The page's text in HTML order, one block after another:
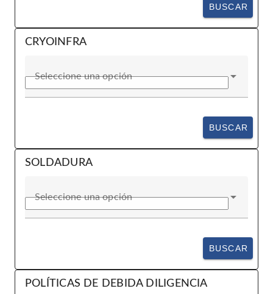
BUSCAR
CRYOINFRA
Seleccione una opción
BUSCAR
SOLDADURA
Seleccione una opción
BUSCAR
POLÍTICAS DE DEBIDA DILIGENCIA